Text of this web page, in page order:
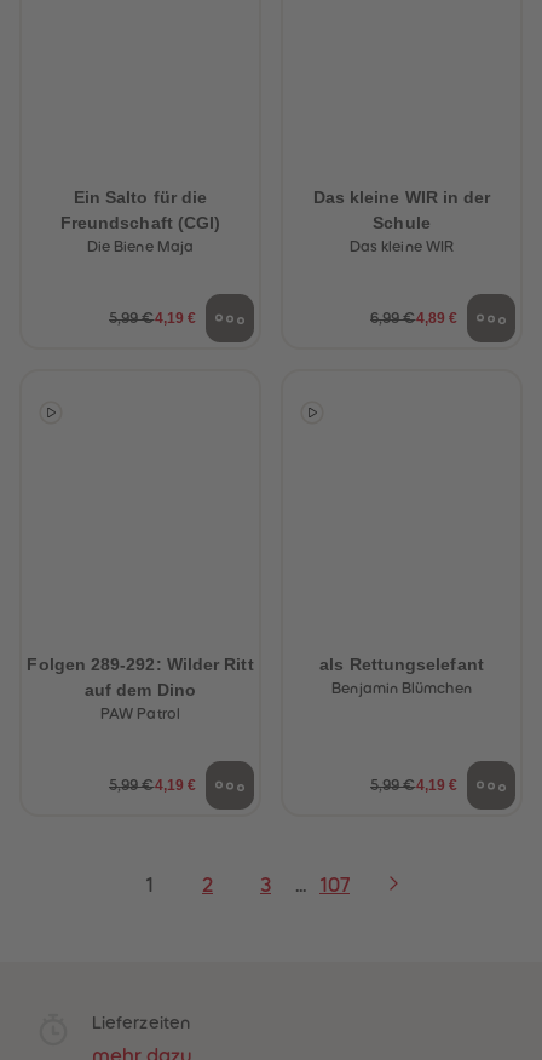
Ein Salto für die
Freundschaft (CGI)
Die Biene Maja
5,99 €4,19 €
Das kleine WIR in der
Schule
Das kleine WIR
6,99 €4,89 €
Folgen 289-292: Wilder Ritt
auf dem Dino
PAW Patrol
5,99 €4,19 €
als Rettungselefant
Benjamin Blümchen
5,99 €4,19 €
1 2 3 107
Lieferzeiten
mehr dazu